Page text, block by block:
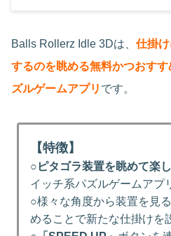
Balls Rollerz Idle 3Dは、 仕掛
するのを眺める無料かつおす
ズルゲームアプリ です。
【特徴】
○ ピタゴラ装置を眺めて楽
イッチ系パズルゲームアプ
○様々な角度から装置を見
めることで新たな仕掛けを